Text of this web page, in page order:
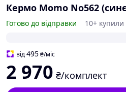
Кермо Momo No562
Готово до відправки 10+ купили
від495₴/міс
2 970 ₴/комплект